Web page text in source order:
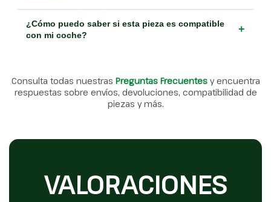
¿Cómo puedo saber si esta pieza es compatible
con mi coche?
+
Consulta todas nuestras Preguntas Frecuentes y encuentra
respuestas sobre envíos, devoluciones, compatibilidad de
piezas y más.
VALORACIONES